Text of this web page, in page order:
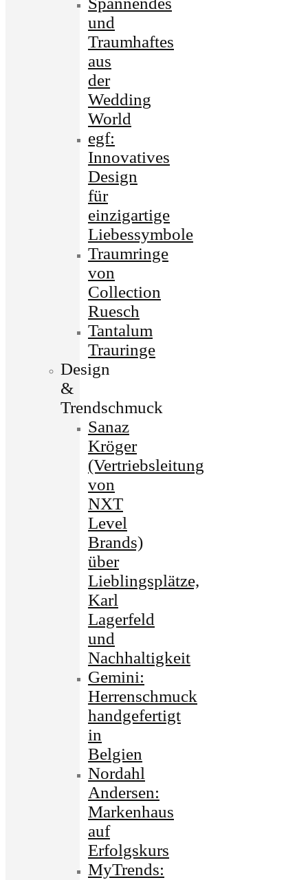
und
Traumhaftes
aus
der
Wedding
World
egf:
Innovatives
Design
für
einzigartige
Liebessymbole
Traumringe
von
Collection
Ruesch
Tantalum
Trauringe
Design
&
Trendschmuck
Sanaz
Kröger
(Vertriebsleitung
von
NXT
Level
Brands)
über
Lieblingsplätze,
Karl
Lagerfeld
und
Nachhaltigkeit
Gemini:
Herrenschmuck
handgefertigt
in
Belgien
Nordahl
Andersen:
Markenhaus
auf
Erfolgskurs
MyTrends: